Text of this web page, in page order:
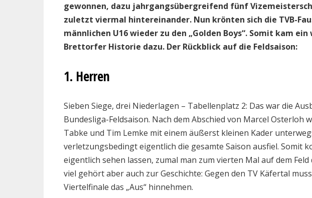
gewonnen, dazu jahrgangsübergreifend fünf
zuletzt viermal hintereinander. Nun krönten sich die TVB-
männlichen U16 wieder zu den „Golden Boys“. Somit kam
Brettorfer Historie dazu. Der Rückblick auf die Feldsaison:
1. Herren
Sieben Siege, drei Niederlagen – Tabellenplatz 2: Das war die
Bundesliga-Feldsaison. Nach dem Abschied von Marcel Osterloh
Tabke und Tim Lemke mit einem äußerst kleinen Kader
verletzungsbedingt eigentlich die gesamte Saison ausfiel. Somit
eigentlich sehen lassen, zumal man zum vierten Mal auf dem Feld
viel gehört aber auch zur Geschichte: Gegen den TV Käfertal
Viertelfinale das „Aus“ hinnehmen.